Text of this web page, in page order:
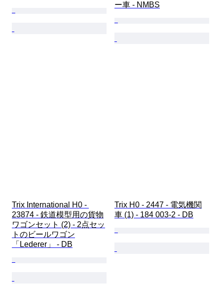
ー車 - NMBS
Trix International H0 -
23874 - 鉄道模型用の貨物
ワゴンセット (2) - 2点セッ
トのビールワゴン
「Lederer」 - DB
Trix H0 - 2447 - 電気機関
車 (1) - 184 003-2 - DB